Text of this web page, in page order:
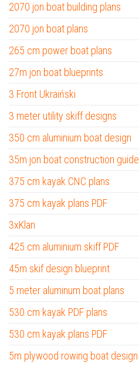
2070 jon boat building plans
2070 jon boat plans
265 cm power boat plans
27m jon boat blueprints
3 Front Ukraiński
3 meter utility skiff designs
350 cm aluminium boat design
35m jon boat construction guide
375 cm kayak CNC plans
375 cm kayak plans PDF
3xKlan
425 cm aluminium skiff PDF
45m skif design blueprint
5 meter aluminum boat plans
530 cm kayak PDF plans
530 cm kayak plans PDF
5m plywood rowing boat design